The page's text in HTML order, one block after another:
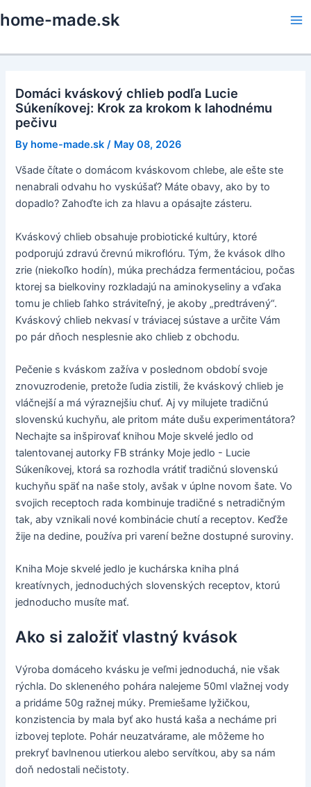
to
home-made.sk
Domáci kváskový chlieb podľa Lucie
Súkeníkovej: Krok za krokom k lahodnému
pečivu
By home-made.sk / May 08, 2026
Všade čítate o domácom kváskovom chlebe, ale ešte ste
nenabrali odvahu ho vyskúšať? Máte obavy, ako by to
dopadlo? Zahoďte ich za hlavu a opásajte zásteru.
Kváskový chlieb obsahuje probiotické kultúry, ktoré
podporujú zdravú črevnú mikroflóru. Tým, že kvások dlho
zrie (niekoľko hodín), múka prechádza fermentáciou, počas
ktorej sa bielkoviny rozkladajú na aminokyseliny a vďaka
tomu je chlieb ľahko stráviteľný, je akoby „predtrávený“.
Kváskový chlieb nekvasí v tráviacej sústave a určite Vám
po pár dňoch nesplesnie ako chlieb z obchodu.
Pečenie s kváskom zažíva v poslednom období svoje
znovuzrodenie, pretože ľudia zistili, že kváskový chlieb je
vláčnejší a má výraznejšiu chuť. Aj vy milujete tradičnú
slovenskú kuchyňu, ale pritom máte dušu experimentátora?
Nechajte sa inšpirovať knihou Moje skvelé jedlo od
talentovanej autorky FB stránky Moje jedlo - Lucie
Súkeníkovej, ktorá sa rozhodla vrátiť tradičnú slovenskú
kuchyňu späť na naše stoly, avšak v úplne novom šate. Vo
svojich receptoch rada kombinuje tradičné s netradičným
tak, aby vznikali nové kombinácie chutí a receptov. Keďže
žije na dedine, používa pri varení bežne dostupné suroviny.
Kniha Moje skvelé jedlo je kuchárska kniha plná
kreatívnych, jednoduchých slovenských receptov, ktorú
jednoducho musíte mať.
Ako si založiť vlastný kvások
Výroba domáceho kvásku je veľmi jednoduchá, nie však
rýchla. Do skleneného pohára nalejeme 50ml vlažnej vody
a pridáme 50g ražnej múky. Premiešame lyžičkou,
konzistencia by mala byť ako hustá kaša a necháme pri
izbovej teplote. Pohár neuzatvárame, ale môžeme ho
prekryť bavlnenou utierkou alebo servítkou, aby sa nám
doň nedostali nečistoty.